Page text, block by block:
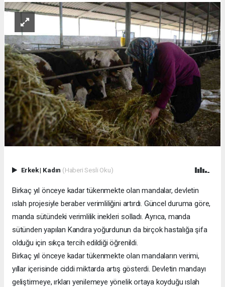
Erkek| Kadın (Haberi Sesli Oku)
Birkaç yıl önceye kadar tükenmekte olan mandalar, devletin
ıslah projesiyle beraber verimliliğini artırdı. Güncel duruma göre,
manda sütündeki verimlilik inekleri solladı. Ayrıca, manda
sütünden yapılan Kandıra yoğurdunun da birçok hastalığa şifa
olduğu için sıkça tercih edildiği öğrenildi.
Birkaç yıl önceye kadar tükenmekte olan mandaların verimi,
yıllar içerisinde ciddi miktarda artış gösterdi. Devletin mandayı
geliştirmeye, ırkları yenilemeye yönelik ortaya koyduğu ıslah